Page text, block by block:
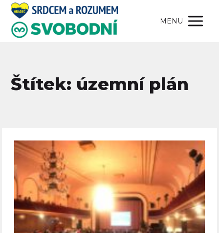
MENU
Štítek: územní plán